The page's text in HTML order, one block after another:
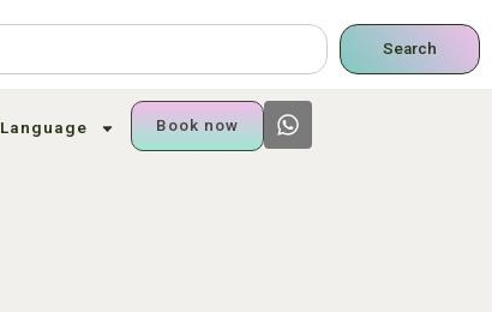
Search
Language Book now